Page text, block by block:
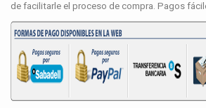
de facilitarle el proceso de compra. Pagos